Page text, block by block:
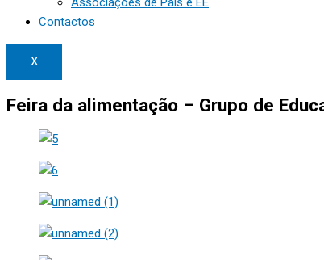
Contactos
X
Feira da alimentação – Grupo de